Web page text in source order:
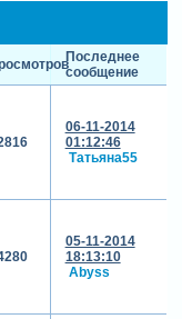
Последнее
сообщение
06-11-2014
01:12:46
Татьяна55
05-11-2014
18:13:10
Abyss